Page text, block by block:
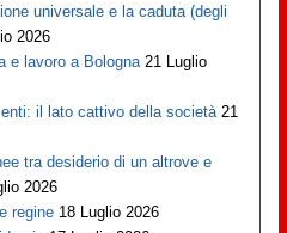
universale e la caduta (degli
2026
e lavoro a Bologna 21 Luglio
il lato cattivo della società 21
tra desiderio di un altrove e
2026
regine 18 Luglio 2026